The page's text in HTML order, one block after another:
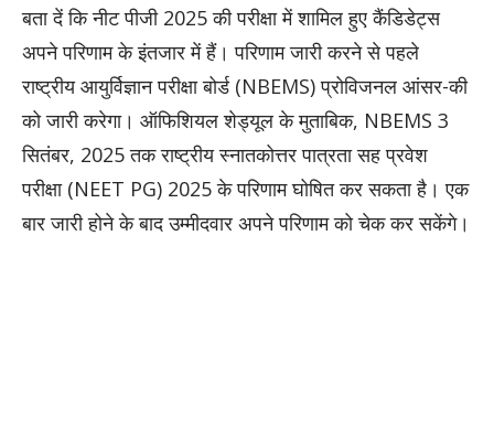
बता दें कि नीट पीजी 2025 की परीक्षा में शामिल हुए कैंडिडेट्स
अपने परिणाम के इंतजार में हैं। परिणाम जारी करने से पहले
राष्ट्रीय आयुर्विज्ञान परीक्षा बोर्ड (NBEMS) प्रोविजनल आंसर-की
को जारी करेगा। ऑफिशियल शेड्यूल के मुताबिक, NBEMS 3
सितंबर, 2025 तक राष्ट्रीय स्नातकोत्तर पात्रता सह प्रवेश
परीक्षा (NEET PG) 2025 के परिणाम घोषित कर सकता है। एक
बार जारी होने के बाद उम्मीदवार अपने परिणाम को चेक कर सकेंगे।